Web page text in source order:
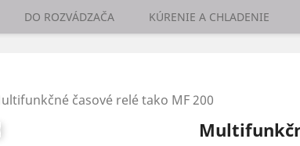
DO ROZVÁDZAČA KÚRENIE A CHLADENIE
časové relé tako MF 200